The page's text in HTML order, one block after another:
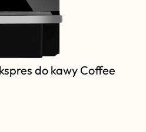
do kawy Coffee